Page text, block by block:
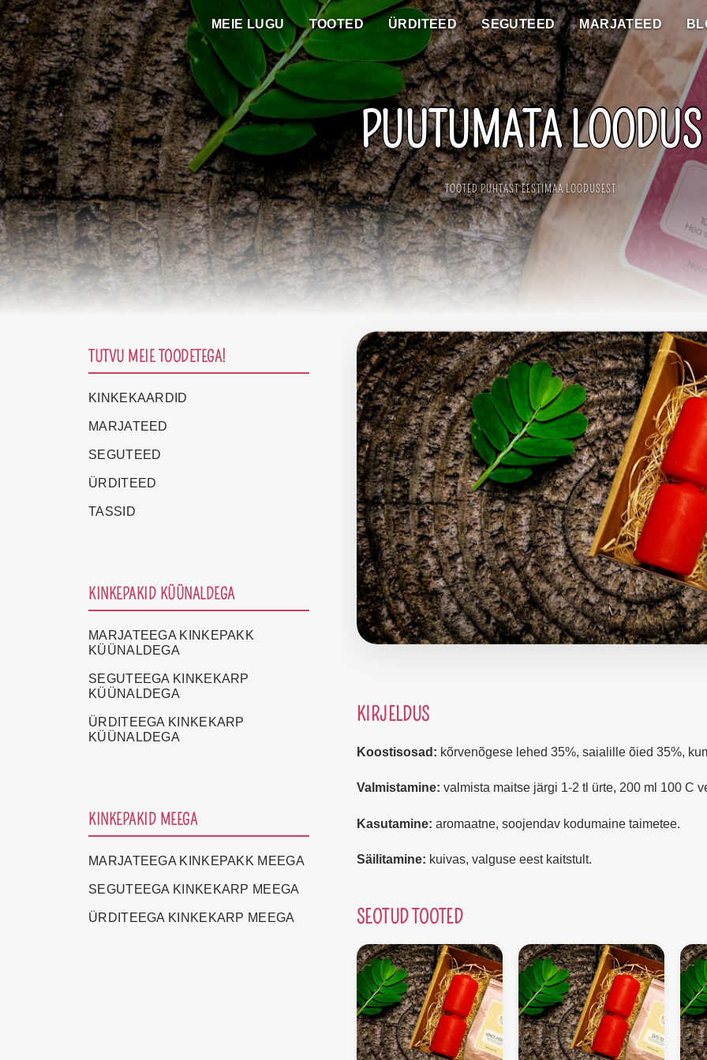
Skip
to
content
MEIE LUGU TOOTED ÜRDITEED SEGUTEED MARJATEED
PUUTUMATA LOODUS
TOOTED PUHTAST EESTIMAA LOODUSEST
KIRJELDUS
Koostisosad: kõrvenõgese lehed 35%, saialille õied 35%,
Valmistamine: valmista maitse järgi 1-2 tl ürte, 200 ml 100 C
Kasutamine: aromaatne, soojendav kodumaine taimetee.
Säilitamine: kuivas, valguse eest kaitstult.
SEOTUD TOOTED
TUTVU MEIE TOODETEGA!
KINKEKAARDID
MARJATEED
SEGUTEED
ÜRDITEED
TASSID
KINKEPAKID KÜÜNALDEGA
MARJATEEGA KINKEPAKK
KÜÜNALDEGA
SEGUTEEGA KINKEKARP
KÜÜNALDEGA
ÜRDITEEGA KINKEKARP
KÜÜNALDEGA
KINKEPAKID MEEGA
MARJATEEGA KINKEPAKK MEEGA
SEGUTEEGA KINKEKARP MEEGA
ÜRDITEEGA KINKEKARP MEEGA